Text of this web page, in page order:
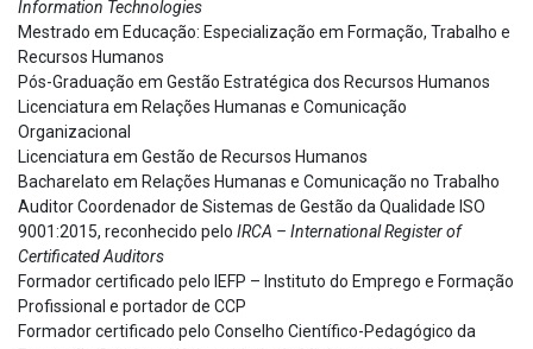
Information Technologies
Mestrado em Educação: Especialização em Formação, Trabalho e
Recursos Humanos
Pós-Graduação em Gestão Estratégica dos Recursos Humanos
Licenciatura em Relações Humanas e Comunicação
Organizacional
Licenciatura em Gestão de Recursos Humanos
Bacharelato em Relações Humanas e Comunicação no Trabalho
Auditor Coordenador de Sistemas de Gestão da Qualidade ISO
9001:2015, reconhecido pelo IRCA – International Register of
Certificated Auditors
Formador certificado pelo IEFP – Instituto do Emprego e Formação
Profissional e portador de CCP
Formador certificado pelo Conselho Científico-Pedagógico da